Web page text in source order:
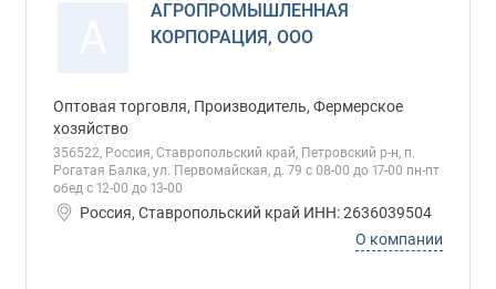
АГРОПРОМЫШЛЕННАЯ
КОРПОРАЦИЯ, ООО
Оптовая торговля, Производитель, Фермерское
хозяйство
356522, Россия, Ставропольский край, Петровский р-н, п.
Рогатая Балка, ул. Первомайская, д. 79 с 08-00 до 17-00 пн-пт
обед с 12-00 до 13-00
Россия, Ставропольский край ИНН: 2636039504
О компании